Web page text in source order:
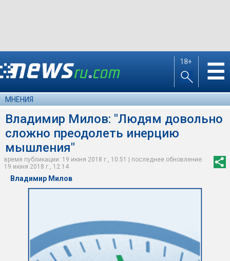
18+ ☰
МНЕНИЯ
Владимир Милов: "Людям довольно
сложно преодолеть инерцию
мышления"
время публикации: 19 июня 2018 г., 10:51 | последнее обновление:
19 июня 2018 г., 12:14
Владимир Милов